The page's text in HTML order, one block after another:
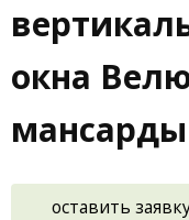
окна
оставить